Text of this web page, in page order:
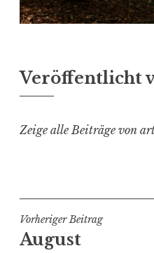
Veröffentlicht
Zeige alle Beiträge von
Vorheriger Beitrag
August